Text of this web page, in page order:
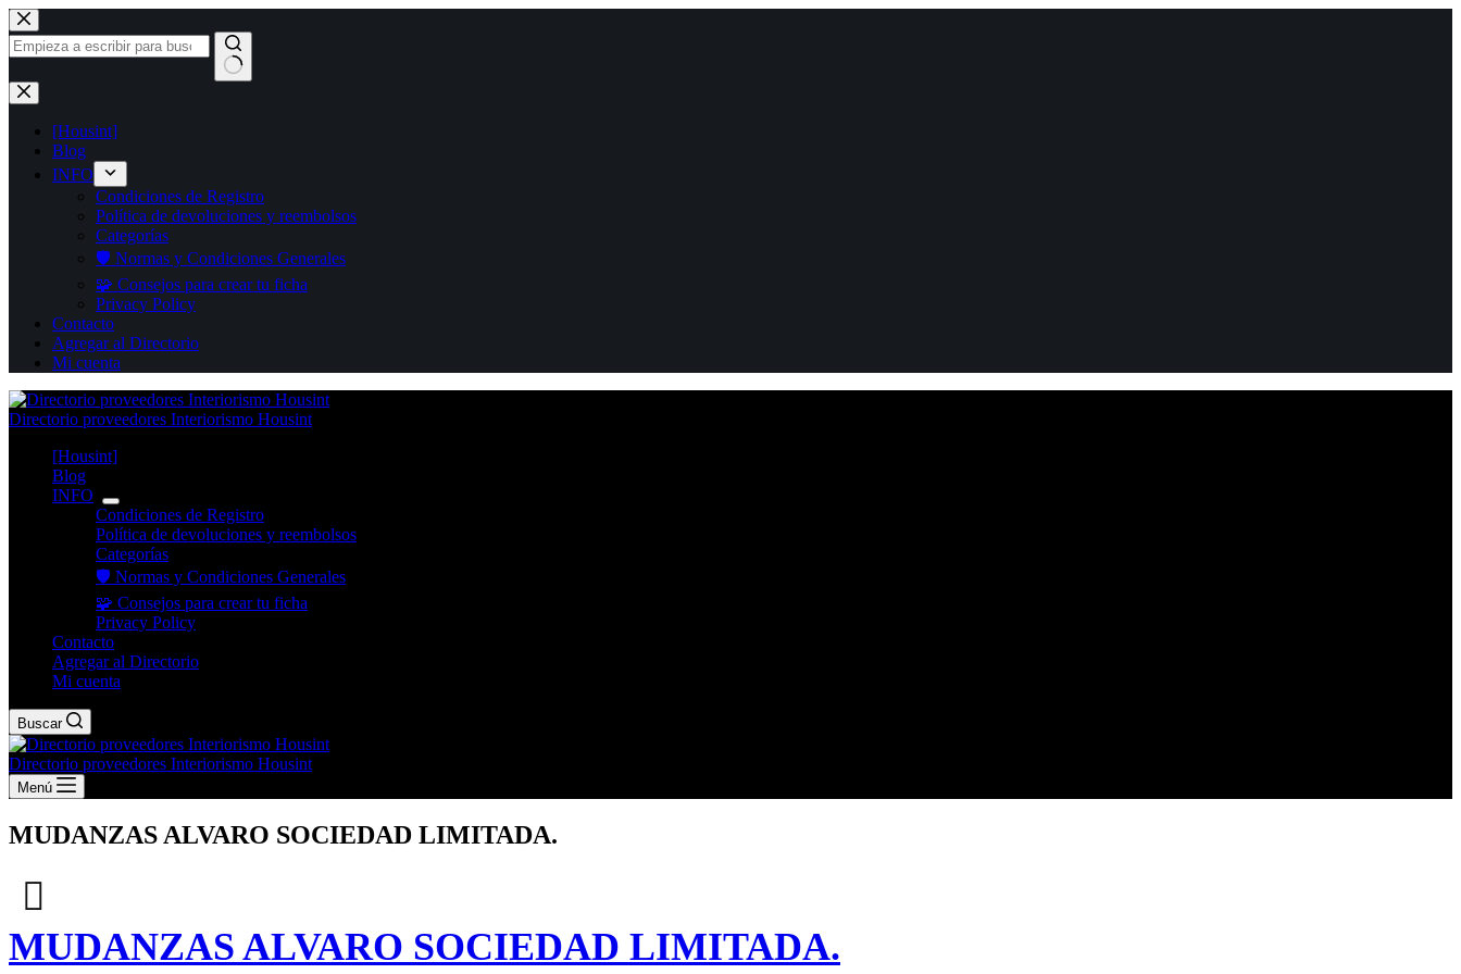
Saltar
al
contenido
Sin
resultados
[Housint]
Blog
INFO
Condiciones de Registro
Política de devoluciones y reembolsos
Categorías
🛡️ Normas y Condiciones Generales
🧩 Consejos para crear tu ficha
Privacy Policy
Contacto
Agregar al Directorio
Mi cuenta
Directorio proveedores Interiorismo Housint
[Housint]
Blog
INFO
Condiciones de Registro
Política de devoluciones y reembolsos
Categorías
🛡️ Normas y Condiciones Generales
🧩 Consejos para crear tu ficha
Privacy Policy
Contacto
Agregar al Directorio
Mi cuenta
Buscar
Directorio proveedores Interiorismo Housint
Menú
MUDANZAS ALVARO SOCIEDAD LIMITADA.
MUDANZAS ALVARO SOCIEDAD LIMITADA.